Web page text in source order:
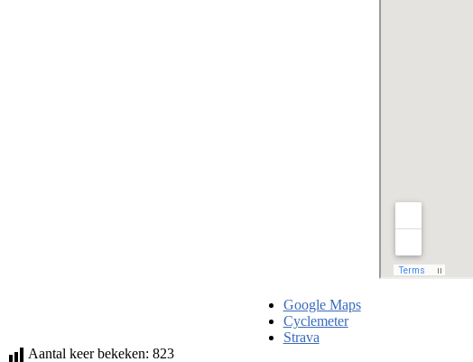
Google Maps
Cyclemeter
Strava
Aantal keer bekeken: 823